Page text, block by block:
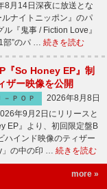
月14日深夜に放送とな
ナイトニッポン』のパ
『鬼事 / Fiction Love』
部”のパ … 続きを読む
So Honey EP』制
ザー映像を公開
－ＰＯＰ
2026年8月8日
年9月2日にリリースと
EP』より、初回限定盤B
ハインド映像のティザー
の中の印 … 続きを読む
more »